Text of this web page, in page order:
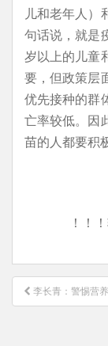
儿和老年人）
句话说，就是
岁以上的儿童
要，但政策层
优先接种的群
亡率较低。因
苗的人都要积
！！
文
章
李长青：警惕营